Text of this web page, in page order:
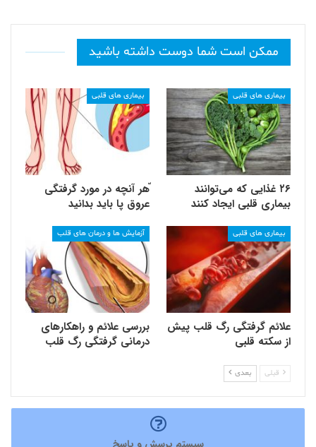
ممکن است شما دوست داشته باشید
بیماری های قلبی
۲۶ غذایی که می‌توانند
بیماری قلبی ایجاد کنند
بیماری های قلبی
ّهر آنچه در مورد گرفتگی
عروق پا باید بدانید
بیماری های قلبی
علائم گرفتگی رگ قلب پیش
از سکته قلبی
آزمایش ها و درمان های قلب
بررسی علائم و راهکارهای
درمانی گرفتگی رگ قلب
قبلی بعدی